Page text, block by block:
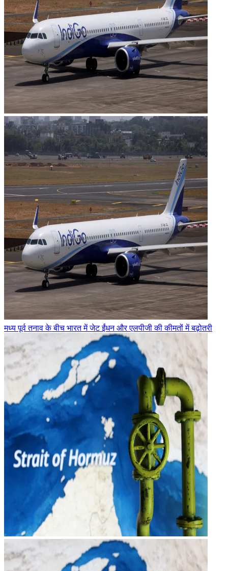
मध्य पूर्व तनाव के बीच भारत में जेट ईंधन और एलपीजी की कीमतों में बढ़ोतरी